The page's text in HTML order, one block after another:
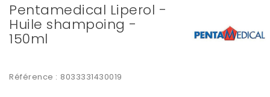
Pentamedical Liperol -
Huile shampoing -
150ml
Référence : 8033331430019